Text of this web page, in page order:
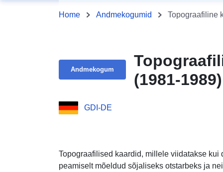
Home Andmekogumid
Andmekogum
(1981-
GDI-DE
Topograafilised kaardid, millele viidatakse
peamiselt mõeldud sõjaliseks otstarbeks ja